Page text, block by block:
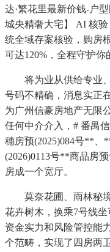
达·繁花里最新价钱-户
城央精奢大宅】 AI 核
统全域存案核验，购房
可达120%，全程守护你
将为业从供给专业、
号码不精确，消息实正
为广州信豪房地产无限
任何中介介入，# 番禺
穗房预(2025)084号**、
(2026)0113号**商品房
房成一个宽厅。
莫奈花圃、雨林秘境
花卉树木，换乘7号线
资金实力和风险管控能
个范畴，实现了四房两